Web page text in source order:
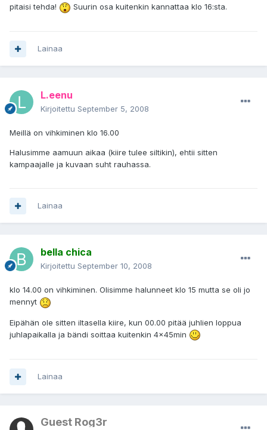
pitaisi tehda! Suurin osa kuitenkin kannattaa klo 16:sta.
Lainaa
L.eenu
Kirjoitettu September 5, 2008
Meillä on vihkiminen klo 16.00
Halusimme aamuun aikaa (kiire tulee siltikin), ehtii sitten
kampaajalle ja kuvaan suht rauhassa.
Lainaa
bella chica
Kirjoitettu September 10, 2008
klo 14.00 on vihkiminen. Olisimme halunneet klo 15 mutta se oli jo
mennyt
Eipähän ole sitten iltasella kiire, kun 00.00 pitää juhlien loppua
juhlapaikalla ja bändi soittaa kuitenkin 4x45min
Lainaa
Guest Rog3r